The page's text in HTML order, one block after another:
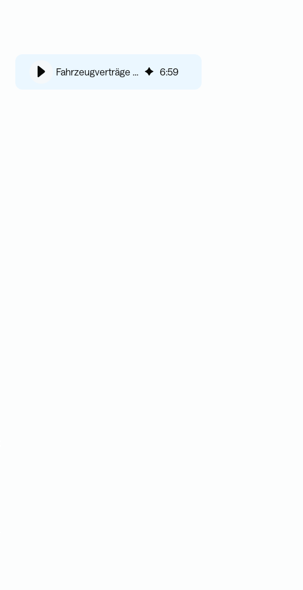
Fahrzeugverträge im Fuhrpark: Herausforderungen und digitale Lösungen 6:59